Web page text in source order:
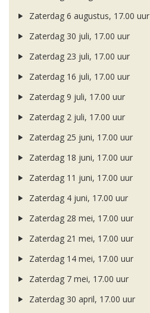
Zaterdag 6 augustus, 17.00 uur
Zaterdag 30 juli, 17.00 uur
Zaterdag 23 juli, 17.00 uur
Zaterdag 16 juli, 17.00 uur
Zaterdag 9 juli, 17.00 uur
Zaterdag 2 juli, 17.00 uur
Zaterdag 25 juni, 17.00 uur
Zaterdag 18 juni, 17.00 uur
Zaterdag 11 juni, 17.00 uur
Zaterdag 4 juni, 17.00 uur
Zaterdag 28 mei, 17.00 uur
Zaterdag 21 mei, 17.00 uur
Zaterdag 14 mei, 17.00 uur
Zaterdag 7 mei, 17.00 uur
Zaterdag 30 april, 17.00 uur